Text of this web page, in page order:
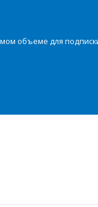
объеме для